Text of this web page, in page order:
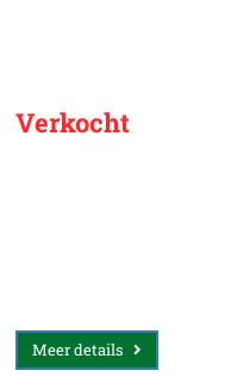
Verkocht
Meer details